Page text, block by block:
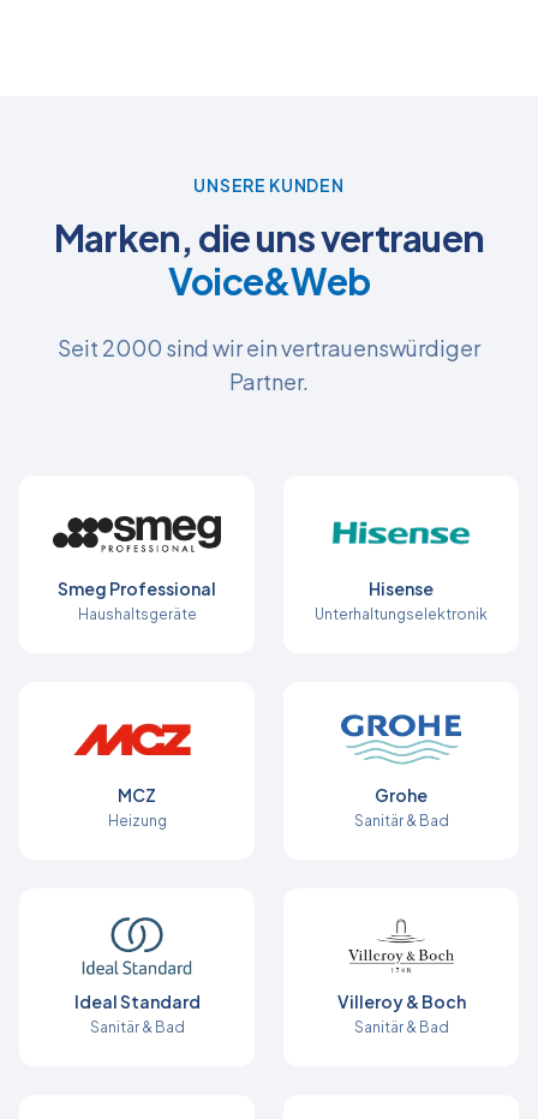
UNSERE KUNDEN
Marken, die uns vertrauen
Voice&Web
Seit 2000 sind wir ein vertrauenswürdiger
Partner.
Smeg Professional
Haushaltsgeräte
Hisense
Unterhaltungselektronik
MCZ
Heizung
Grohe
Sanitär & Bad
Ideal Standard
Sanitär & Bad
Villeroy & Boch
Sanitär & Bad